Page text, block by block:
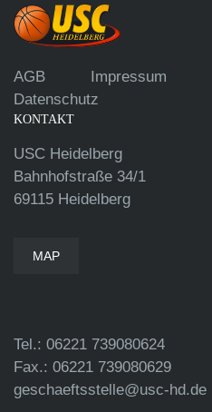
AGB Impressum
Datenschutz
KONTAKT
USC Heidelberg
Bahnhofstraße 34/1
69115 Heidelberg
MAP
Tel.: 06221 739080624
Fax.: 06221 739080629
geschaeftsstelle@usc-hd.de